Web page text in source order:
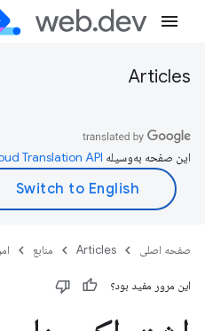
Articles
این صفحه به‌وسیله
صفحه اصلی Articles منابع
این مرور مفید بود؟